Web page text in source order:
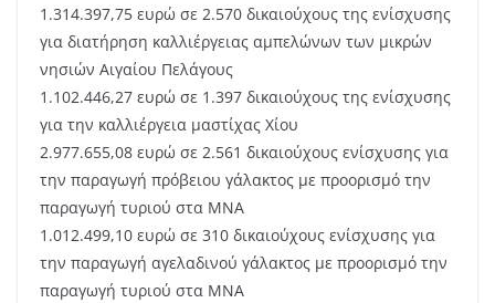
1.314.397,75 ευρώ σε 2.570 δικαιούχους της ενίσχυσης
για διατήρηση καλλιέργειας αμπελώνων των μικρών
νησιών Αιγαίου Πελάγους
1.102.446,27 ευρώ σε 1.397 δικαιούχους της ενίσχυσης
για την καλλιέργεια μαστίχας Χίου
2.977.655,08 ευρώ σε 2.561 δικαιούχους ενίσχυσης για
την παραγωγή πρόβειου γάλακτος με προορισμό την
παραγωγή τυριού στα ΜΝΑ
1.012.499,10 ευρώ σε 310 δικαιούχους ενίσχυσης για
την παραγωγή αγελαδινού γάλακτος με προορισμό την
παραγωγή τυριού στα ΜΝΑ